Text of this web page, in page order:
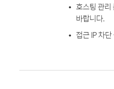
호스팅 관리
바랍니다.
접근 IP 차